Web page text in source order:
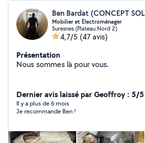
Mobilier et Électroménager
Suresnes (Plateau Nord 2)
4,7/5 (47 avis)
Présentation
Nous sommes là pour vous.
Dernier avis laissé par Geoffroy : 5/5
Il y a plus de 6 mois
Je recommande Ben !